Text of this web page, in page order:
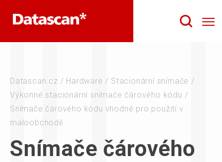
Datascan.cz / Hardware / Stacionární snímače /
Výkonné stacionární snímače čárového kódu /
Snímače čárového kódu vhodné pro použití v
maloobchodě
Snímače čárového